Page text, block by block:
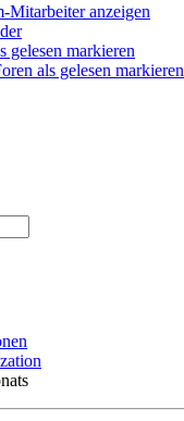
Mitarbeiter anzeigen
gelesen markieren
als gelesen markieren